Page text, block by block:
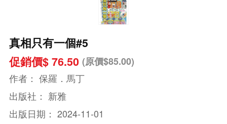
真相只有一個#5
促銷價$ 76.50 (原價$85.00)
作者： 保羅．馬丁
出版社： 新雅
出版日期： 2024-11-01